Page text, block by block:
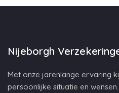
Nijeborgh
Met onze jarenlange ervaring
persoonlijke situatie en wensen.